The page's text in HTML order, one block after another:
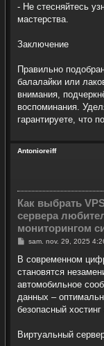
- Не стесняйтесь
мастерства.
Заключение
Правильно
балалайки или
внимания,
воспоминания.
гарантируете, что
Antonioreiff
Как выбрать
сервера
мониторингом
M
s
a
g
sam. nov. 29, 2025
В современном
становятся
автомобильное
данных –
безопасный
Виртуальный